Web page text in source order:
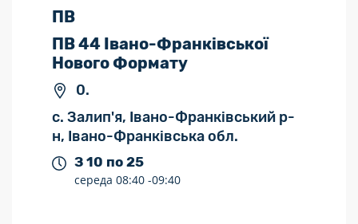
ПВ
ПВ 44 Івано-Франківської
Нового Формату
0.
с. Залип'я, Івано-Франківський р-
н, Івано-Франківська обл.
З 10 по 25
середа 08:40 -09:40